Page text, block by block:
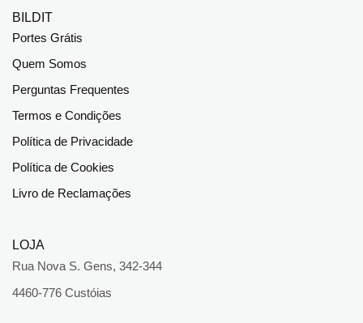
BILDIT
Portes Grátis
Quem Somos
Perguntas Frequentes
Termos e Condições
Política de Privacidade
Política de Cookies
Livro de Reclamações
LOJA
Rua Nova S. Gens, 342-344
4460-776 Custóias